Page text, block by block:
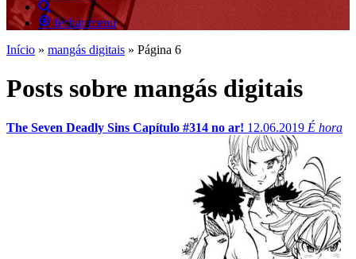
fechar menu
Início » mangás digitais » Página 6
Posts sobre mangás digitais
The Seven Deadly Sins Capítulo #314 no ar! 12.06.2019 É hora